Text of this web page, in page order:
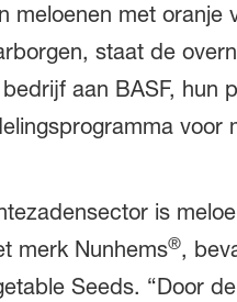
meloenen met
staat de
aan BASF, hun
voor
is
merk Nunhems®,
Seeds. “Door